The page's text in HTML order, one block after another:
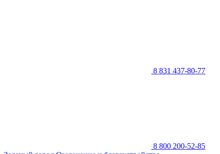
8 831 437-80-77
8 800 200-52-85